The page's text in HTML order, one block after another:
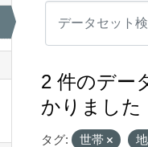
2 件のデー
かりました
タグ: 世帯